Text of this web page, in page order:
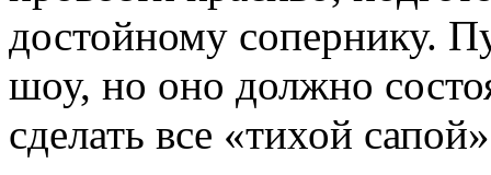
достойному сопернику.
шоу, но оно должно
сделать все «тихой